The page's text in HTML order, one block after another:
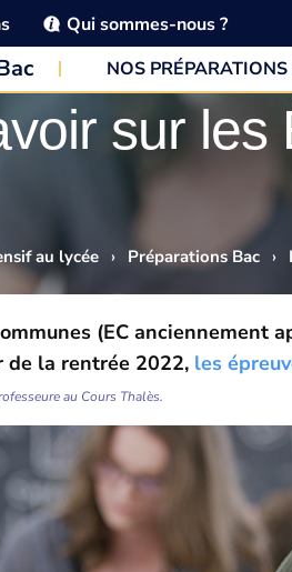
Qui sommes-nous ?
NOS
sur
au lycée › Préparations Bac ›
(EC anciennement
de la rentrée 2022, les
au Cours Thalès.